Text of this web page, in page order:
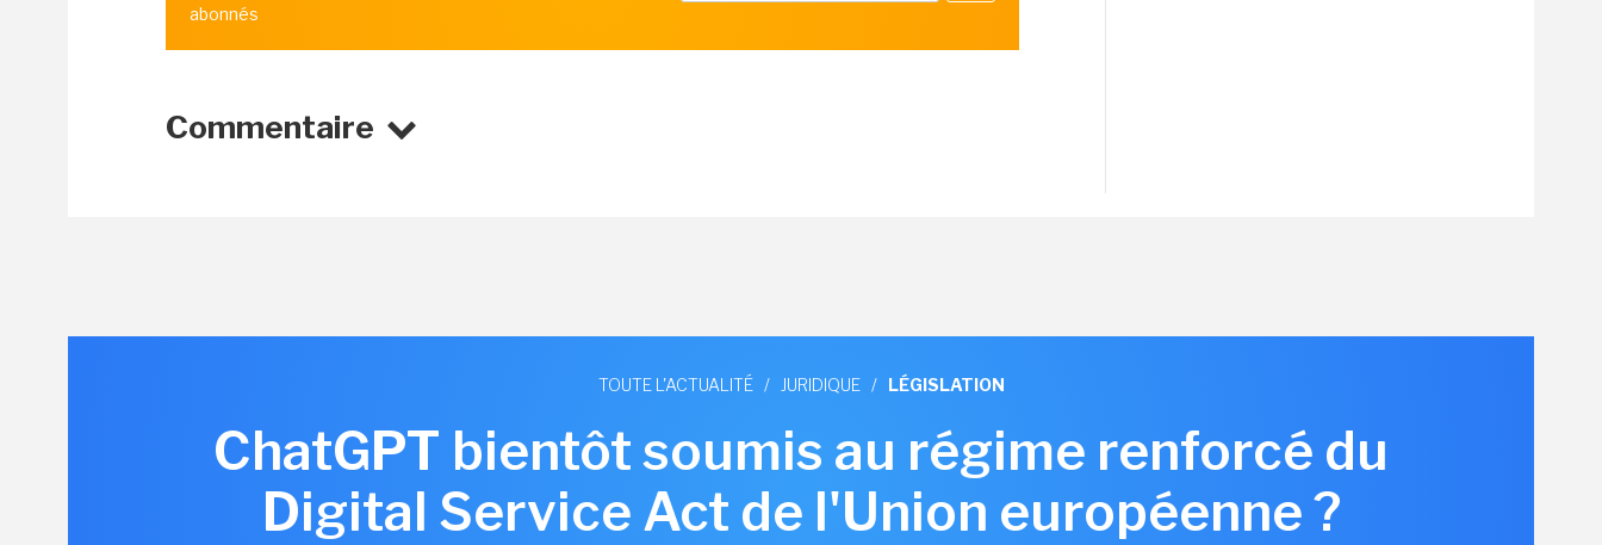
abonnés
Commentaire
TOUTE L'ACTUALITÉ / JURIDIQUE / LÉGISLATION
ChatGPT bientôt soumis au régime renforcé du
Digital Service Act de l'Union européenne ?